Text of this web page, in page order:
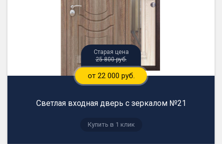
25 800 руб.
от 22 000 руб.
Светлая входная дверь с зеркалом №21